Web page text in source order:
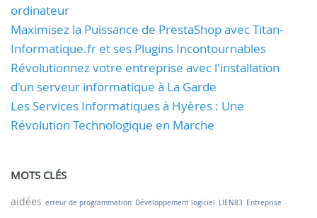
ordinateur
Maximisez la Puissance de PrestaShop avec Titan-
Informatique.fr et ses Plugins Incontournables
Révolutionnez votre entreprise avec l'installation
d'un serveur informatique à La Garde
Les Services Informatiques à Hyères : Une
Révolution Technologique en Marche
MOTS CLÉS
aidées erreur de programmation Développement logiciel LIEN83 Entreprise